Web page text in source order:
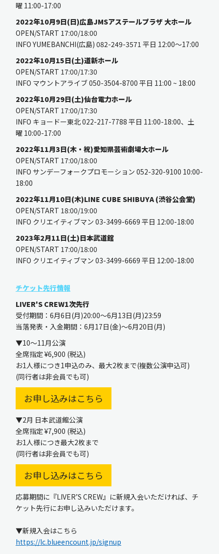
曜 11:00-17:00
2022年10月9日(日)広島JMSアステールプラザ 大ホール
OPEN/START 17:00/18:00
INFO YUMEBANCHI(広島) 082-249-3571 平日 12:00〜17:00
2022年10月15日(土)道新ホール
OPEN/START 17:00/17:30
INFO マウントアライブ 050-3504-8700 平日 11:00 ~ 18:00
2022年10月29日(土)仙台電力ホール
OPEN/START 17:00/17:30
INFO キョードー東北 022-217-7788 平日 11:00-18:00、土
曜 10:00-17:00
2022年11月3日(木・祝)愛知県芸術劇場大ホール
OPEN/START 17:00/18:00
INFO サンデーフォークプロモーション 052-320-9100 10:00-
18:00
2022年11月10日(木)LINE CUBE SHIBUYA (渋谷公会堂)
OPEN/START 18:00/19:00
INFO クリエイティブマン 03-3499-6669 平日 12:00-18:00
2023年2月11日(土)日本武道館
OPEN/START 17:00/18:00
INFO クリエイティブマン 03-3499-6669 平日 12:00-18:00
チケット先行情報
LIVER'S CREW1次先行
受付期間：6月6日(月)20:00〜6月13日(月)23:59
当落発表・入金期間：6月17日(金)〜6月20日(月)
▼10〜11月公演
全席指定 ¥6,900 (税込)
お1人様につき1申込のみ、最大2枚まで(複数公演申込可)
(同行者は非会員でも可)
お申し込みはこちら
▼2月 日本武道館公演
全席指定 ¥7,900 (税込)
お1人様につき最大2枚まで
(同行者は非会員でも可)
お申し込みはこちら
応募期間に『LIVER’S CREW』に新規入会いただければ、チ
ケット先行にお申し込みいただけます。
▼新規入会はこちら
https://lc.blueencount.jp/signup